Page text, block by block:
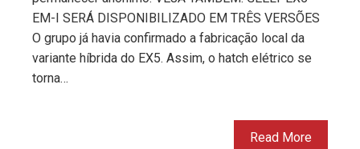
EM-I SERÁ DISPONIBILIZADO EM TRÊS VERSÕES
O grupo já havia confirmado a fabricação local da
variante híbrida do EX5. Assim, o hatch elétrico se
torna…
Read More